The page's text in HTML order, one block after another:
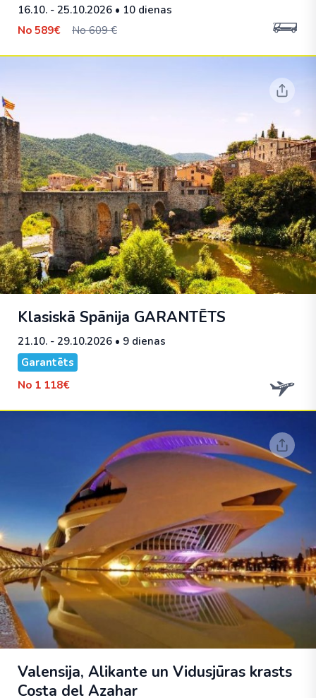
16.10. - 25.10.2026 • 10 dienas
No 589€ No 609 €
Klasiskā Spānija GARANTĒTS
21.10. - 29.10.2026 • 9 dienas
Garantēts
No 1 118€
Valensija, Alikante un Vidusjūras krasts
Costa del Azahar